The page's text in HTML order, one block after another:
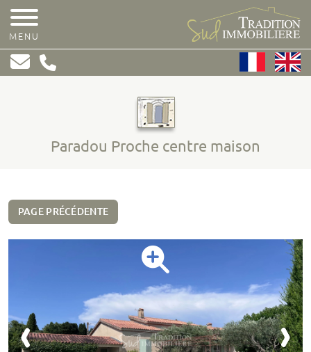
MENU
Paradou Proche centre maison
PAGE PRÉCÉDENTE